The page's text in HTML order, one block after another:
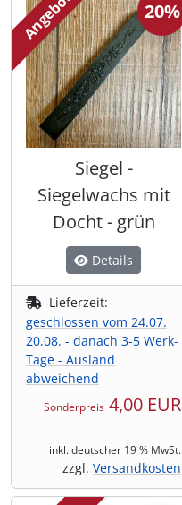
Angebot
Siegel -
Siegelwachs mit
Docht - grün
Details
Lieferzeit:
geschlossen vom 24.07.
20.08. - danach 3-5 Werk-
Tage - Ausland
abweichend
Sonderpreis 4,00 EUR
20%
inkl. deutscher 19 % MwSt.
zzgl. Versandkosten